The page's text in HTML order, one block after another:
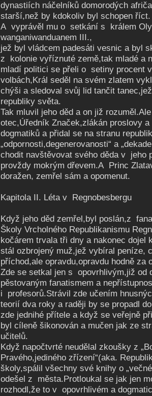
dynastiích náčelníků domorodých
starší,než by kdokoliv byl schopen říct.
A vyprávěl mu o setkání s králem
wanganiwandua­nem III.,
jež byl vládcem padesáti vesnic a byl
z kolonie vyříznuté země,tak mladé a
mladí politici se přeli o setiny procent
volbách,Král seděl na svém zlatem
chýši a sledoval svůj lid tančit
republiky světa.
Tak mluvil jeho děd a on již
otec,Úředník Značek,zlákán proslovy
dogmatiků a přidal se na stranu
„odpornosti,de­generovanosti­“ a
chodit navštěvovat svého děda v jeho
provždy mokrým dřevem.A Princ
doražen, zemřel sám a opomenut.
Kapitola II. Léta v Regnobesbergu
Když jeho děd zemřel,byl poslán,z
Školy Vrcholného Republikanismu
kočárem trvala tři dny a nakonec
stál ozbrojený muž,jež vybíral peníze,
příchod,ale opravdu,opravdu hodně za
Zde se setkal jen s opovrhlivým,již od
pěstovaným fanatismem a
i profesorů.Strávil zde učením
teorií dva roky a raději by se propadl
zde jednihé přítele a když se veřejně
byl cíleně šikonován a mučen jak ze
učitelů.
Když napočtvrté neudělal zkoušky z
Pravého,jediného zřízení“(aka.
školy,spálil všechny své knihy o
odešel z města.Protloukal se jak jen
rozhodl,že to v opovrhlivém a